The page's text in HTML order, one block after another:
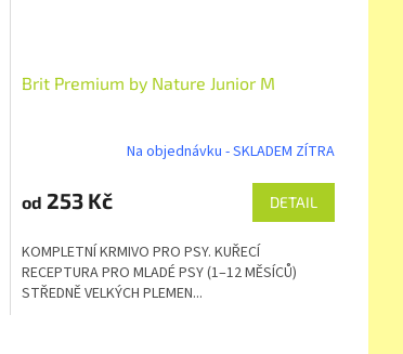
Brit Premium by Nature Junior M
Na objednávku - SKLADEM ZÍTRA
od 253 Kč DETAIL
KOMPLETNÍ KRMIVO PRO PSY. KUŘECÍ
RECEPTURA PRO MLADÉ PSY (1–12 MĚSÍCŮ)
STŘEDNĚ VELKÝCH PLEMEN...